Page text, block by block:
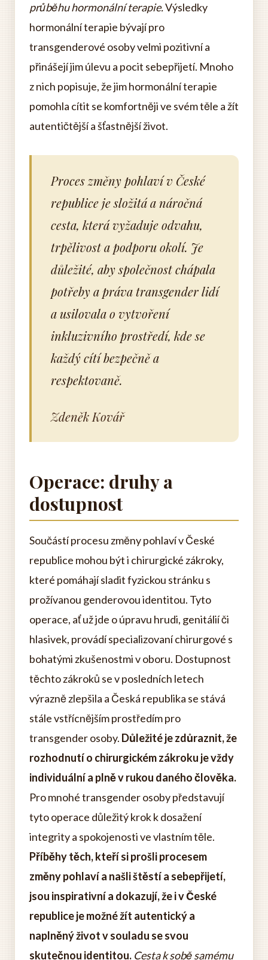
průběhu hormonální terapie.Výsledky
hormonální terapie bývají pro
transgenderové osoby velmi pozitivní a
přinášejí jim úlevu a pocit sebepřijetí. Mnoho
z nich popisuje, že jim hormonální terapie
pomohla cítit se komfortněji ve svém těle a žít
autentičtější a šťastnější život.
Proces změny pohlaví v České
republice je složitá a náročná
cesta, která vyžaduje odvahu,
trpělivost a podporu okolí. Je
důležité, aby společnost chápala
potřeby a práva transgender lidí
a usilovala o vytvoření
inkluzivního prostředí, kde se
každý cítí bezpečně a
respektovaně.
Zdeněk Kovář
Operace: druhy a
dostupnost
Součástí procesu změny pohlaví v České
republice mohou být i chirurgické zákroky,
které pomáhají sladit fyzickou stránku s
prožívanou genderovou identitou. Tyto
operace, ať už jde o úpravu hrudi, genitálií či
hlasivek, provádí specializovaní chirurgové s
bohatými zkušenostmi v oboru. Dostupnost
těchto zákroků se v posledních letech
výrazně zlepšila a Česká republika se stává
stále vstřícnějším prostředím pro
transgender osoby. Důležité je zdůraznit, že
rozhodnutí o chirurgickém zákroku je vždy
individuální a plně v rukou daného člověka.
Pro mnohé transgender osoby představují
tyto operace důležitý krok k dosažení
integrity a spokojenosti ve vlastním těle.
Příběhy těch, kteří si prošli procesem
změny pohlaví a našli štěstí a sebepřijetí,
jsou inspirativní a dokazují, že i v České
republice je možné žít autentický a
naplněný život v souladu se svou
skutečnou identitou. Cesta k sobě samému